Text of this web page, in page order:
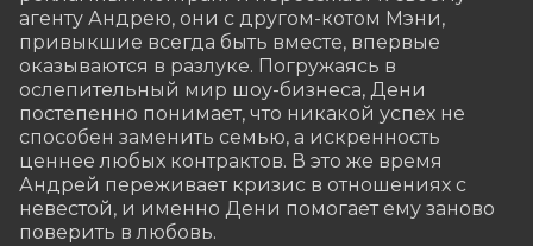
агенту Андрею, они с другом-котом Мэни,
привыкшие всегда быть вместе, впервые
оказываются в разлуке. Погружаясь в
ослепительный мир шоу-бизнеса, Дени
постепенно понимает, что никакой успех не
способен заменить семью, а искренность
ценнее любых контрактов. В это же время
Андрей переживает кризис в отношениях с
невестой, и именно Дени помогает ему заново
поверить в любовь.